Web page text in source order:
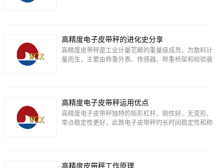
高精度电子皮带秤的进化史分享
高精度皮带秤是工业计量范畴的重量级成员，为散料计
量而生，主要由称重外表、传感器、称重桥架和校验装
高精度电子皮带秤运用优点
高精度电子皮带秤独特的矩形杠杆，刚性好、无变形、
零点稳定性更好，此款电子皮带秤的长时间稳定性和称
高精度皮带秤工作原理